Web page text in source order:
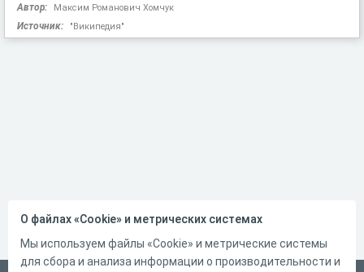
Автор: Максим Романович Хомчук
Источник: "Википедия"
О файлах «Cookie» и метрических системах
Мы используем файлы «Cookie» и метрические системы
для сбора и анализа информации о производительности и